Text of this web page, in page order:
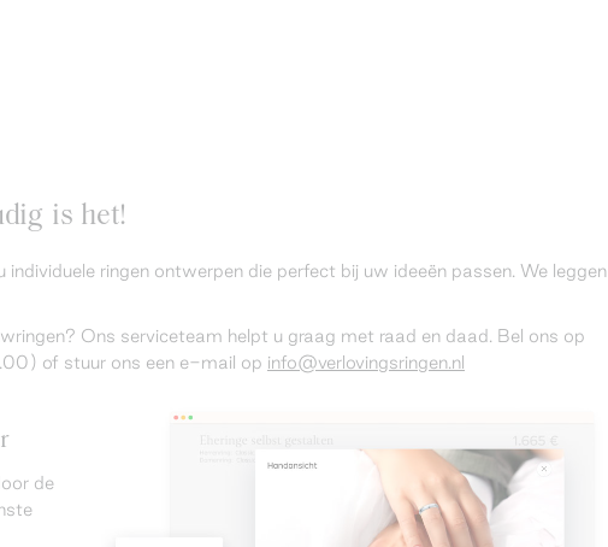
is het!
ringen ontwerpen die perfect bij uw ideeën passen. We leggen
Ons serviceteam helpt u graag met raad en daad. Bel ons op
of stuur ons een e-mail op info@verlovingsringen.nl
de